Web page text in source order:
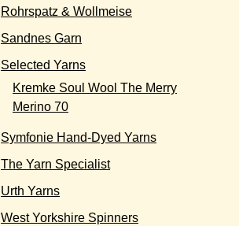
Rohrspatz & Wollmeise
Sandnes Garn
Selected Yarns
Kremke Soul Wool The Merry
Merino 70
Symfonie Hand-Dyed Yarns
The Yarn Specialist
Urth Yarns
West Yorkshire Spinners